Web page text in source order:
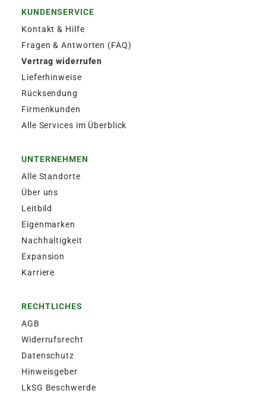
KUNDENSERVICE
Kontakt & Hilfe
Fragen & Antworten (FAQ)
Vertrag widerrufen
Lieferhinweise
Rücksendung
Firmenkunden
Alle Services im Überblick
UNTERNEHMEN
Alle Standorte
Über uns
Leitbild
Eigenmarken
Nachhaltigkeit
Expansion
Karriere
RECHTLICHES
AGB
Widerrufsrecht
Datenschutz
Hinweisgeber
LkSG Beschwerde